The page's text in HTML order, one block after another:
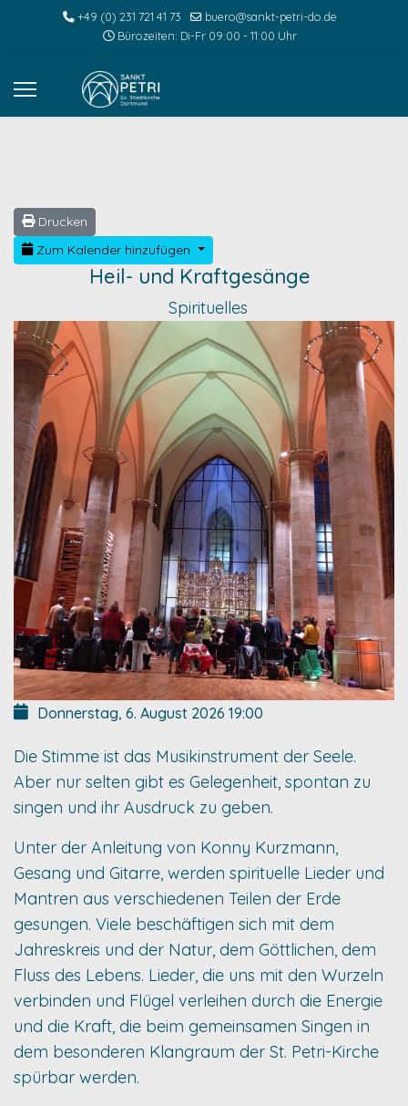
+49 (0) 231 721 41 73
buero@sankt-petri-do.de
Bürozeiten: Di-Fr 09:00 - 11:00 Uhr
Drucken
Zum Kalender hinzufügen
Heil- und Kraftgesänge
Spirituelles
Donnerstag, 6. August 2026 19:00
Die Stimme ist das Musikinstrument der Seele.
Aber nur selten gibt es Gelegenheit, spontan zu
singen und ihr Ausdruck zu geben.
Unter der Anleitung von Konny Kurzmann,
Gesang und Gitarre, werden spirituelle Lieder und
Mantren aus verschiedenen Teilen der Erde
gesungen. Viele beschäftigen sich mit dem
Jahreskreis und der Natur, dem Göttlichen, dem
Fluss des Lebens. Lieder, die uns mit den Wurzeln
verbinden und Flügel verleihen durch die Energie
und die Kraft, die beim gemeinsamen Singen in
dem besonderen Klangraum der St. Petri-Kirche
spürbar werden.